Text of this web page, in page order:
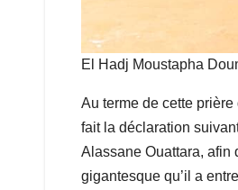
El Hadj Moustapha
Au terme de cette
fait la déclaration
Alassane Ouattara, afin
gigantesque qu’il a